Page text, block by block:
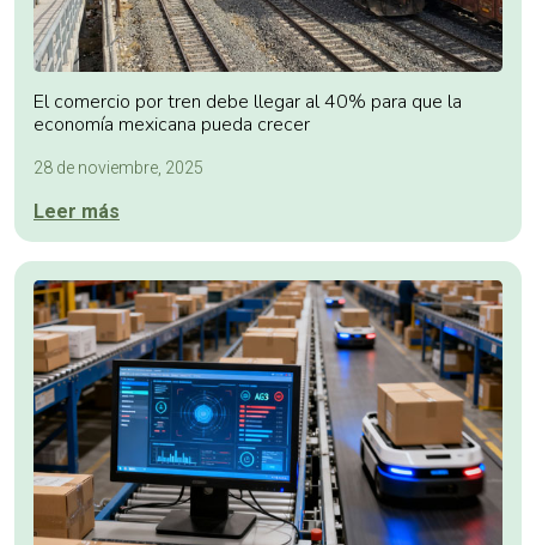
El comercio por tren debe llegar al 40% para que la
economía mexicana pueda crecer
28 de noviembre, 2025
Leer más